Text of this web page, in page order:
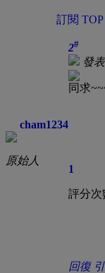
訂閱 TOP
cham1234
原始人
2#
發
同求
1
評分次
回復